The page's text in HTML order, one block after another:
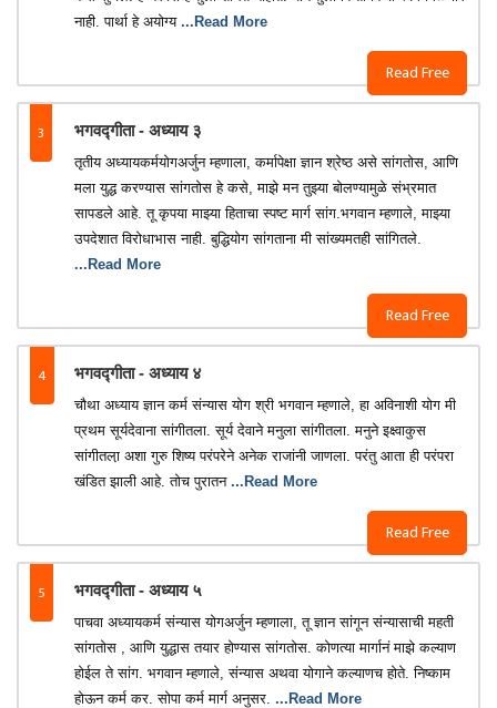
Read Free
नाही. पार्था हे अयोग्य ...Read More
3 भगवद्गीता - अध्याय ३
Read Free
तृतीय अध्यायकर्मयोगअर्जुन म्हणाला, कर्मापेक्षा ज्ञान श्रेष्ठ असे सांगतोस, आणि
मला युद्ध करण्यास सांगतोस हे कसे, माझे मन तुझ्या बोलण्यामुळे संभ्रमात
सापडले आहे. तू कृपया माझ्या हिताचा स्पष्ट मार्ग सांग.भगवान म्हणाले, माझ्या
उपदेशात विरोधाभास नाही. बुद्धियोग सांगताना मी सांख्यमतही सांगितले.
...Read More
4 भगवद्गीता - अध्याय ४
Read Free
चौथा अध्याय ज्ञान कर्म संन्यास योग श्री भगवान म्हणाले, हा अविनाशी योग मी
प्रथम सूर्यदेवाना सांगीतला. सूर्य देवाने मनुला सांगीतला. मनुने इक्ष्वाकुस
सांगीतला़ अशा गुरु शिष्य परंपरेने अनेक राजांनी जाणला. परंतु आता ही परंपरा
खंडित झाली आहे. तोच पुरातन ...Read More
5 भगवद्गीता - अध्याय ५
पाचवा अध्यायकर्म संन्यास योगअर्जुन म्हणाला, तू ज्ञान सांगून संन्यासाची महती
सांगतोस , आणि युद्धास तयार होण्यास सांगतोस. कोणत्या मार्गानं माझे कल्याण
होईल ते सांग. भगवान म्हणाले, संन्यास अथवा योगाने कल्याणच होते. निष्काम
होऊन कर्म कर. सोपा कर्म मार्ग अनुसर. ...Read More